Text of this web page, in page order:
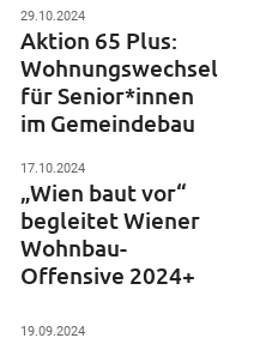
29.10.2024
Aktion 65 Plus:
Wohnungswechsel
für Senior*innen
im Gemeindebau
17.10.2024
„Wien baut vor“
begleitet Wiener
Wohnbau-
Offensive 2024+
19.09.2024